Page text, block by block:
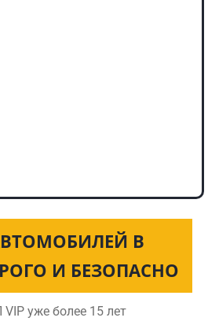
В
И БЕЗОПАСНО
уже более 15 лет